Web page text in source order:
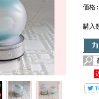
価格:
購入